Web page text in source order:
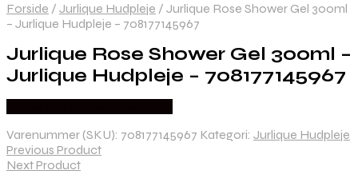
Forside / Jurlique Hudpleje / Jurlique Rose Shower Gel 300ml
– Jurlique Hudpleje – 708177145967
Jurlique Rose Shower Gel 300ml –
Jurlique Hudpleje – 708177145967
Varenummer (SKU): 708177145967 Kategori: Jurlique Hudpleje
Previous Product
Next Product